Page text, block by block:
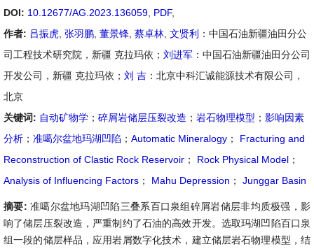
DOI: 10.12677/AG.2023.136059 PDF,
作者: 吕振虎 张羽鹏 董景锋 蔡卓林 文贤利
：中国石油新疆油田分公
司工程技术研究院，新疆 克拉玛依； 刘进军 ：中国石油新疆油田分公司
开发公司，新疆 克拉玛依； 刘 吉 ：北京中科汇诚能源技术有限公司，
北京
关键词: 自动矿物学 ； 碎屑岩储层压裂改造 ； 岩石物理模型 ； 影响因素
分析 ； 准噶尔盆地玛湖凹陷 ； Automatic Mineralogy ；
Fracturing and
Reconstruction of Clastic Rock Reservoir ； Rock Physical Model ；
Analysis of Influencing Factors ； Mahu Depression ； Junggar Basin
摘要: 准噶尔盆地玛湖凹陷三叠系百口泉组碎屑岩储层非均质极强，影
响了储层压裂改造，严重制约了石油的高效开发。选取玛湖凹陷百口泉
组一段的储层样品，应用岩屑数字化技术，建立储层岩石物理模型，结